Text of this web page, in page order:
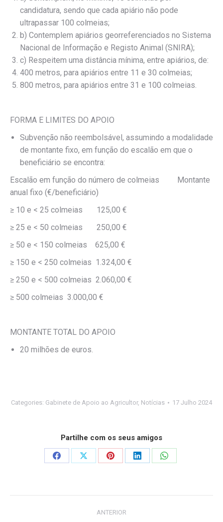
candidatura, sendo que cada apiário não pode
ultrapassar 100 colmeias;
b) Contemplem apiários georreferenciados no Sistema
Nacional de Informação e Registo Animal (SNIRA);
c) Respeitem uma distância mínima, entre apiários, de:
400 metros, para apiários entre 11 e 30 colmeias;
800 metros, para apiários entre 31 e 100 colmeias.
FORMA E LIMITES DO APOIO
Subvenção não reembolsável, assumindo a modalidade
de montante fixo, em função do escalão em que o
beneficiário se encontra:
Escalão em função do número de colmeias Montante
anual fixo (€/beneficiário)
≥ 10 e < 25 colmeias 125,00 €
≥ 25 e < 50 colmeias 250,00 €
≥ 50 e < 150 colmeias 625,00 €
≥ 150 e < 250 colmeias 1.324,00 €
≥ 250 e < 500 colmeias 2.060,00 €
≥ 500 colmeias 3.000,00 €
MONTANTE TOTAL DO APOIO
20 milhões de euros.
Categories: Gabinete de Apoio ao Agricultor, Notícias 17 Julho 2024
Partilhe com os seus amigos
Share
Share
Share
Share
Share
ANTERIOR